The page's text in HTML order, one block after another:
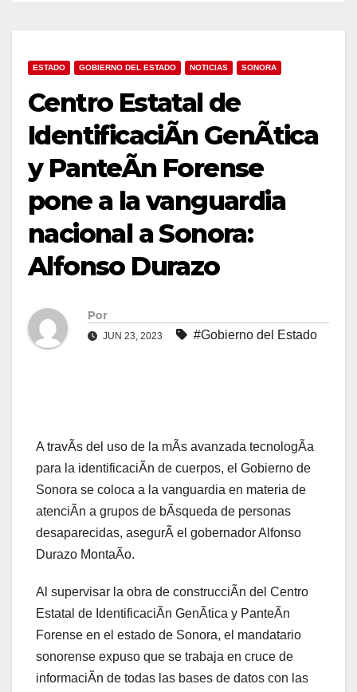
ESTADO GOBIERNO DEL ESTADO NOTICIAS SONORA
Centro Estatal de
IdentificaciÃn GenÃtica
y PanteÃn Forense
pone a la vanguardia
nacional a Sonora:
Alfonso Durazo
Por
JUN 23, 2023 #Gobierno del Estado
A travÃs del uso de la mÃs avanzada tecnologÃa
para la identificaciÃn de cuerpos, el Gobierno de
Sonora se coloca a la vanguardia en materia de
atenciÃn a grupos de bÃsqueda de personas
desaparecidas, asegurÃ el gobernador Alfonso
Durazo MontaÃo.
Al supervisar la obra de construcciÃn del Centro
Estatal de IdentificaciÃn GenÃtica y PanteÃn
Forense en el estado de Sonora, el mandatario
sonorense expuso que se trabaja en cruce de
informaciÃn de todas las bases de datos con las